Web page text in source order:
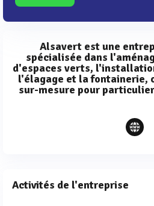
Alsavert est une
spécialisée dans
d'espaces verts,
l'élagage et la fontainerie,
sur-mesure pour
Activités de l'entreprise